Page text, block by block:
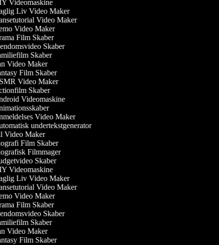
Videomaskine
Liv Video Maker
Video Maker
Video Maker
Film Skaber
Skaber
Skaber
Video Maker
Film Skaber
Video Maker
Skaber
Videomaskine
Video Maker
undertekstgenerator
Maker
Film Skaber
Filmmager
Skaber
Videomaskine
Liv Video Maker
Video Maker
Video Maker
Film Skaber
Skaber
Skaber
Video Maker
Film Skaber